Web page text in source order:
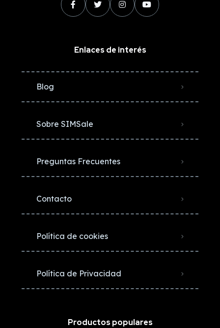
Enlaces de interés
Blog
Sobre SIMSale
Preguntas Frecuentes
Contacto
Política de cookies
Política de Privacidad
Productos populares